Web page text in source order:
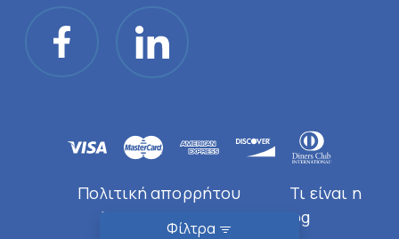
Φίλτρα
Πολιτική απορρήτου
Τι είναι η
Doctor Near You
Blog